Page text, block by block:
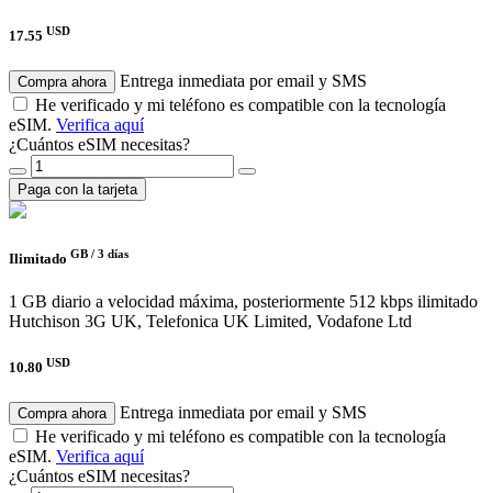
17.55 USD
Compra ahora
Entrega inmediata por email y SMS
He verificado y mi teléfono es compatible con la tecnología
eSIM. Verifica aquí
¿Cuántos eSIM necesitas?
Paga con la tarjeta
Ilimitado GB / 3 días
1 GB diario a velocidad máxima, posteriormente 512 kbps ilimitado
Hutchison 3G UK, Telefonica UK Limited, Vodafone Ltd
10.80 USD
Compra ahora
Entrega inmediata por email y SMS
He verificado y mi teléfono es compatible con la tecnología
eSIM. Verifica aquí
¿Cuántos eSIM necesitas?